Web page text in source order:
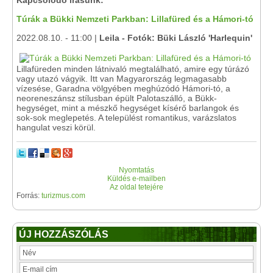
Túrák a Bükki Nemzeti Parkban: Lillafüred és a Hámori-tó
2022.08.10. - 11:00 | Leila - Fotók: Büki László 'Harlequin'
Lillafüreden minden látnivaló megtalálható, amire egy túrázó
vagy utazó vágyik. Itt van Magyarország legmagasabb
vízesése, Garadna völgyében meghúzódó Hámori-tó, a
neoreneszánsz stílusban épült Palotaszálló, a Bükk-
hegységet, mint a mészkő hegységet kísérő barlangok és
sok-sok meglepetés. A települést romantikus, varázslatos
hangulat veszi körül.
Nyomtatás
Küldés e-mailben
Az oldal tetejére
Forrás: turizmus.com
ÚJ HOZZÁSZÓLÁS